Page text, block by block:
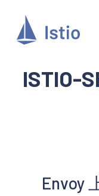
ISTIO-
Envoy